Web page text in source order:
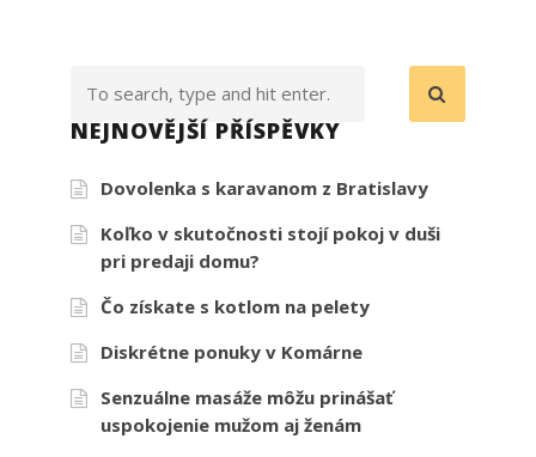
NEJNOVĚJŠÍ PŘÍSPĚVKY
Dovolenka s karavanom z Bratislavy
Koľko v skutočnosti stojí pokoj v duši
pri predaji domu?
Čo získate s kotlom na pelety
Diskrétne ponuky v Komárne
Senzuálne masáže môžu prinášať
uspokojenie mužom aj ženám